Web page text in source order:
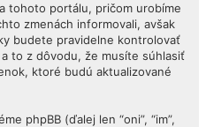
tohoto portálu, pričom urobíme
zmenách informovali, avšak
budete pravidelne kontrolovať
a to z dôvodu, že musíte súhlasiť
ktoré budú aktualizované
phpBB (ďalej len “oni”, “im”,